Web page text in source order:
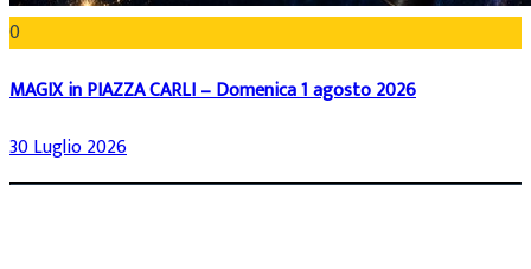
0
MAGIX in PIAZZA CARLI – Domenica 1 agosto 2026
30 Luglio 2026